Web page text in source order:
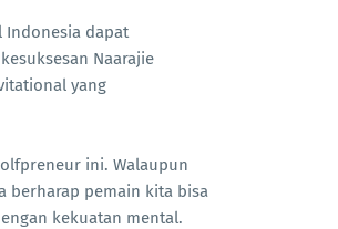
Indonesia dapat
Naarajie
yang
ini. Walaupun
berharap pemain kita bisa
kekuatan mental.